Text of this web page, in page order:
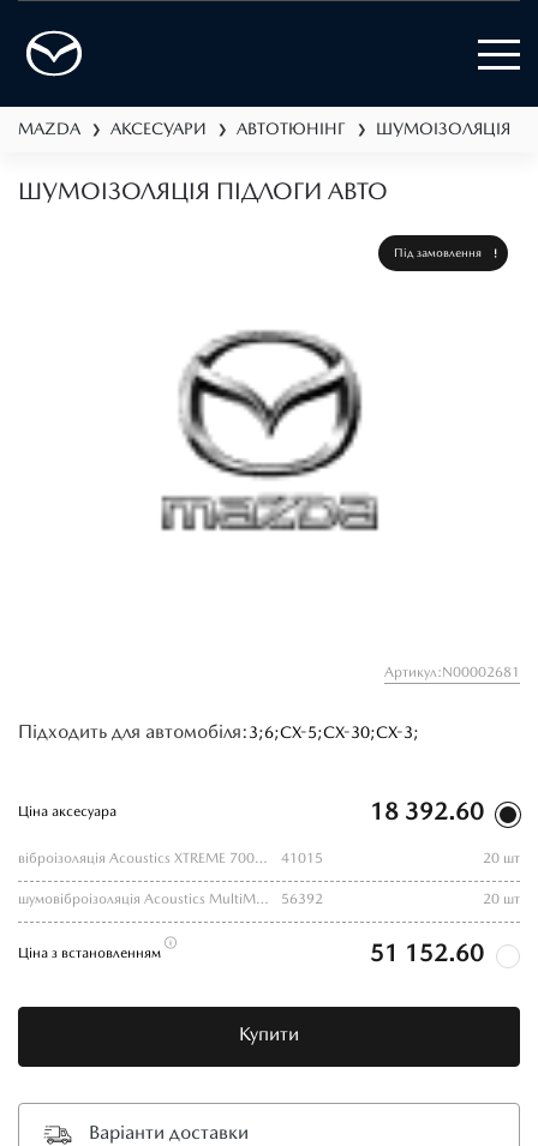
MAZDA ❯ АКСЕСУАРИ ❯ АВТОТЮНІНГ ❯ ШУМОІЗОЛЯЦІЯ
ШУМОІЗОЛЯЦІЯ ПІДЛОГИ АВТО
Під замовлення
Артикул:N00002681
Підходить для автомобіля:3;6;CX-5;CX-30;CX-3;
Ціна аксесуара 18 392.60
віброізоляція Acoustics XTREME 700*500*2,0 41015 20 шт
шумовіброізоляція Acoustics MultiMat Pro 700*500*5.5 56392 20 шт
Ціна з встановленням 51 152.60
Купити
Варіанти доставки